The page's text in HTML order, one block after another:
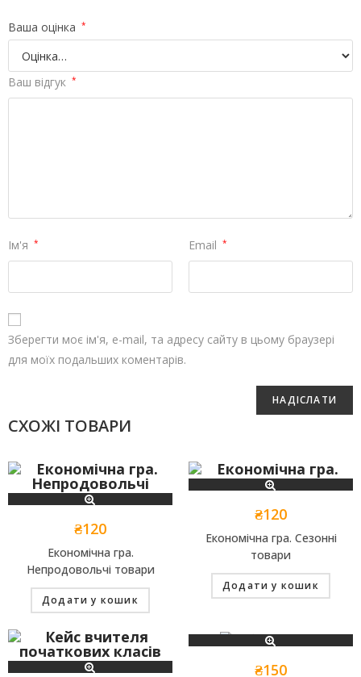
Ваша оцінка *
Ваш відгук *
Ім'я * Email *
Зберегти моє ім'я, e-mail, та адресу сайту в цьому браузері
для моїх подальших коментарів.
СХОЖІ ТОВАРИ
₴120
Економічна гра.
Непродовольчі товари
Додати у кошик
₴120
Економічна гра. Сезонні
товари
Додати у кошик
₴150